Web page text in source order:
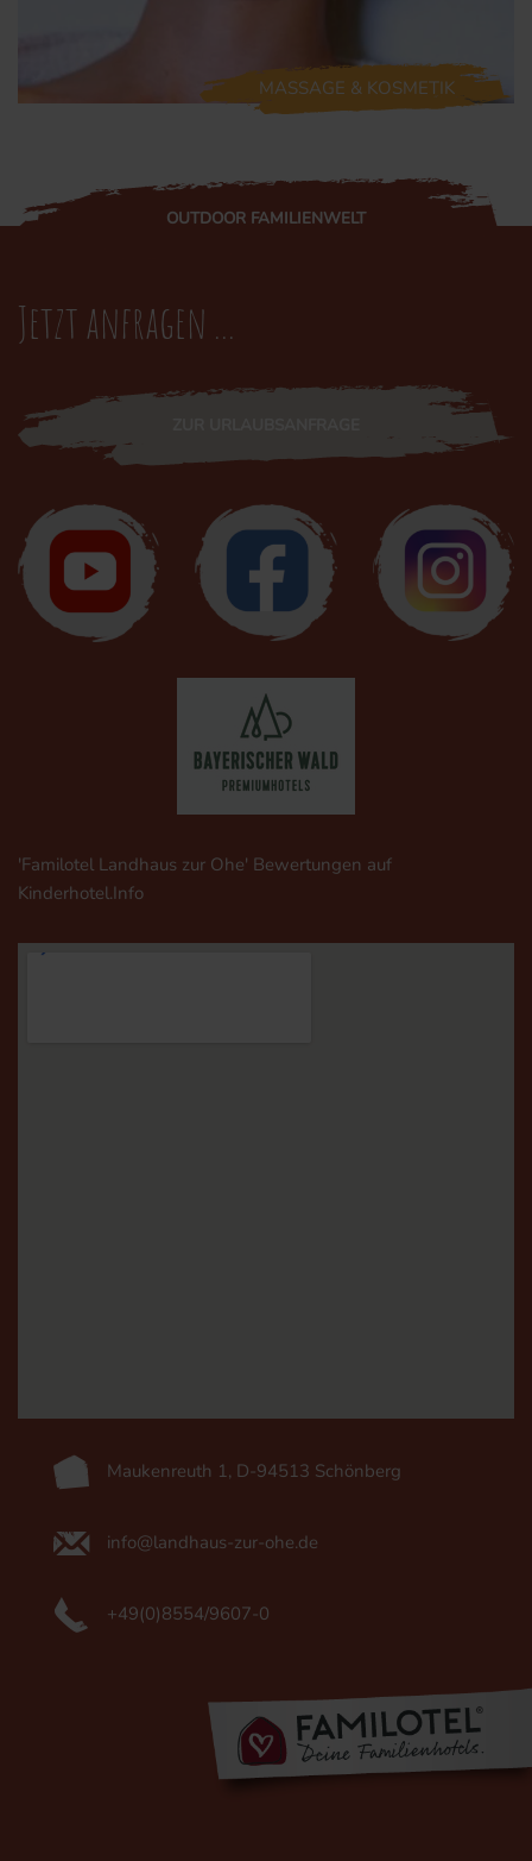
MASSAGE & KOSMETIK
OUTDOOR FAMILIENWELT
Jetzt anfragen ...
'Familotel Landhaus zur Ohe' Bewertungen auf
Kinderhotel.Info
Maukenreuth 1, D-94513 Schönberg
info@landhaus-zur-ohe.de
+49(0)8554/9607-0